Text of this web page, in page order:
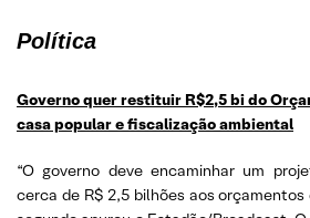
Política
Governo quer restituir R$2,5 bi do
casa popular e fiscalização ambiental
“O governo deve encaminhar um
cerca de R$ 2,5 bilhões aos